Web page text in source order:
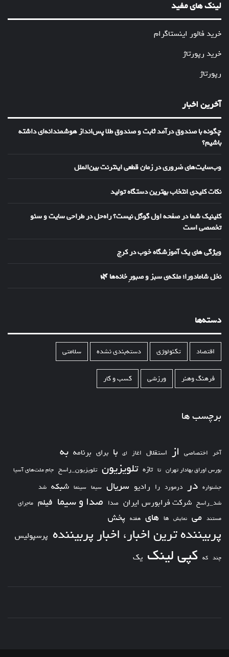
لینک های مفید
خرید فالور اینستاگرام
خرید رپورتاژ
رپورتاژ
آخرین اخبار
چگونه با صندوق درآمد ثابت و صندوق طلا پس‌انداز هوشمندانه‌ای داشته
باشیم؟
وب‌سایت‌های ضروری در زمان قطعی اینترنت بین‌الملل
نکات کلیدی انتخاب بهترین دستگاه تولید
کلینیک شما در صفحه اول گوگل نیست؟ راه‌حل در طراحی سایت و سئو
تخصصی است
ویژگی های یک آموزشگاه خوب در کرج
نخل شامادورا؛ ملکه‌ی سبز و صبورِ خانه‌ها 🌿
دسته‌ها
اقتصاد تکنولوژی دسته‌بندی نشده سلامتی
فرهنگ وهنر ورزشی کسب و کار
برچسب ها
آخر اختصاصی از استقلال اغاز ای با برای برنامه به
بورس اوراق بهادار تهران تا تازه تلویزیون تلویزیون_راسخ جام ملت‌های آسیا
جشنواره در درمورد را رادیو سریال سیما سینما شبکه شد
شد_راسخ شرکت فرابورس ایران صدا صدا و سیما فیلم ماجرای
مستند می نمایش ها های هفته پخش
پربیننده ترین اخبار، اخبار پربیننده پرسپولیس
چند که کپی لینک یک